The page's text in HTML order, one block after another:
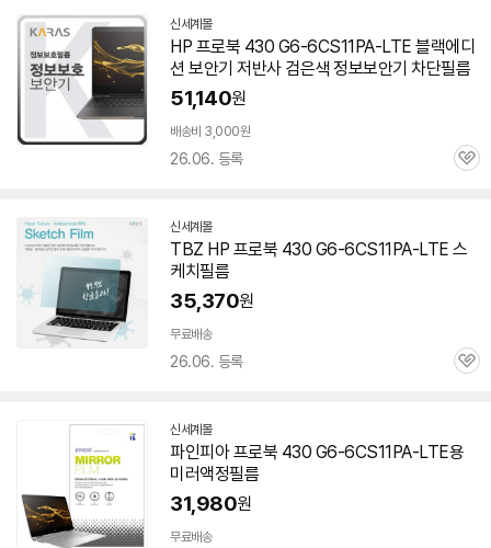
신세계몰
HP 프로북 430 G6-6CS11PA-LTE 블랙에디
션 보안기 저반사 검은색 정보보안기 차단필름
51,140원
배송비 3,000원
26.06. 등록
관
신세계몰
TBZ HP 프로북 430 G6-6CS11PA-LTE 스
케치필름
35,370원
무료배송
26.06. 등록
관
신세계몰
파인피아 프로북 430 G6-6CS11PA-LTE용
미러액정필름
31,980원
무료배송